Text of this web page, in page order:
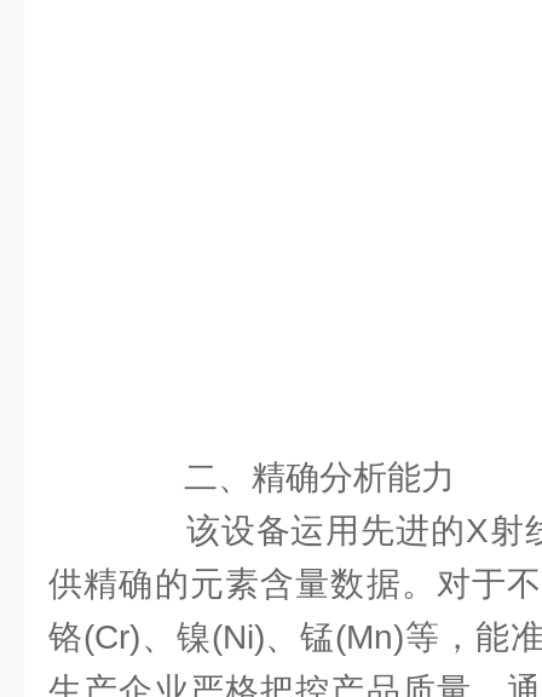
二、精确分析能力
该设备运用先进的X射
供精确的元素含量数据。对于
铬(Cr)、镍(Ni)、锰(Mn)等，能